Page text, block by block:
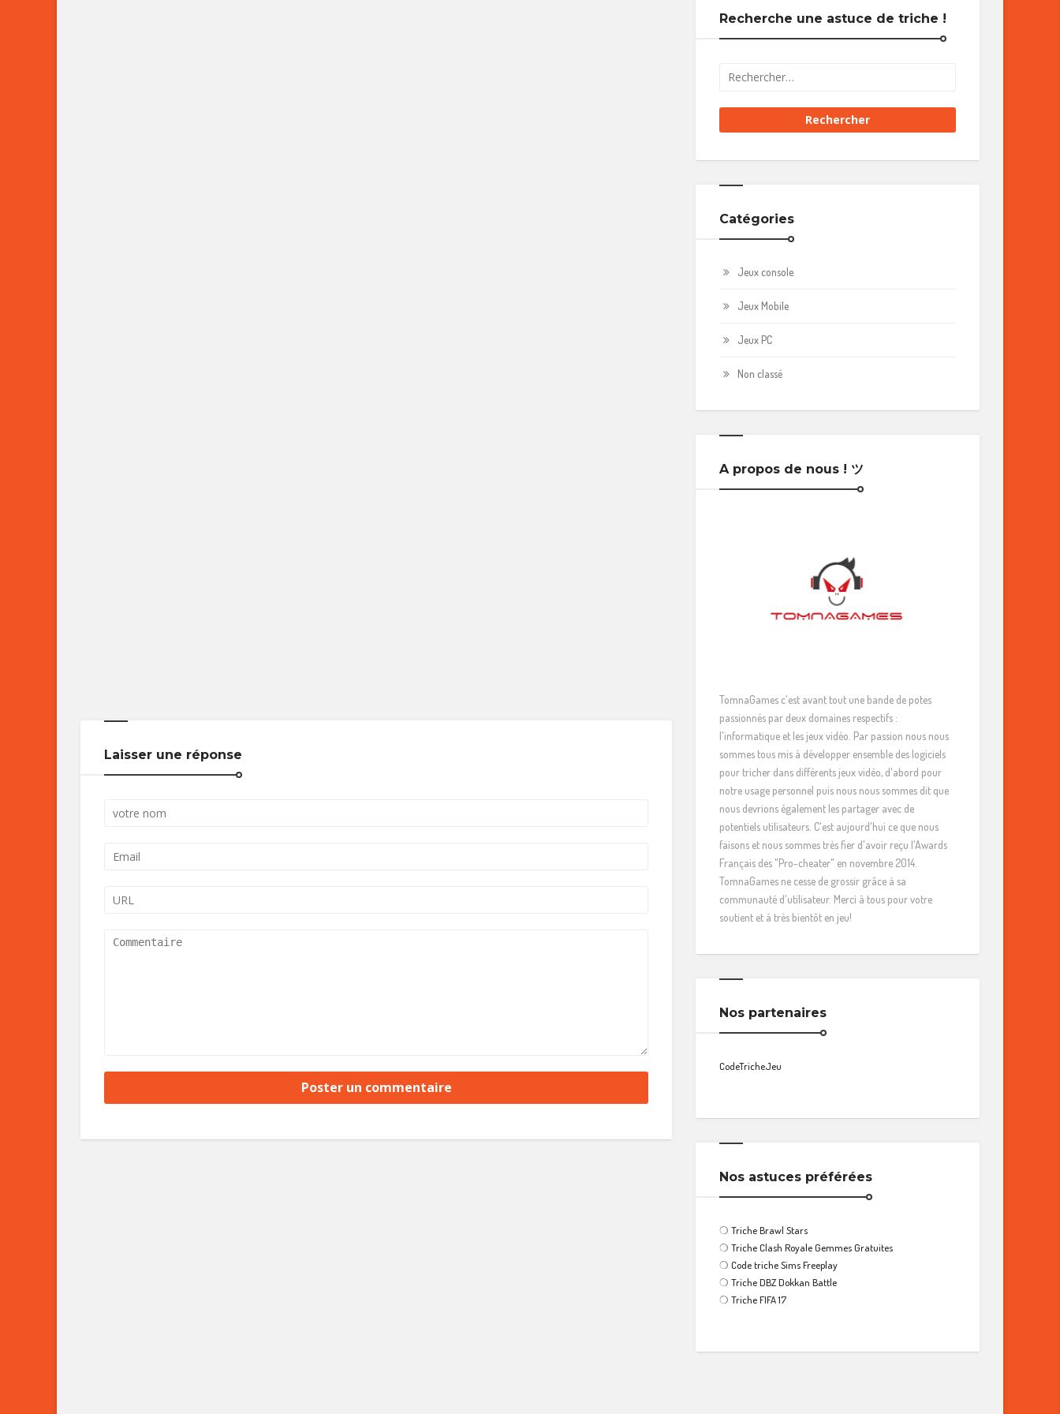
Laisser une réponse
Recherche une astuce de triche !
Catégories
Jeux console
Jeux Mobile
Jeux PC
Non classé
A propos de nous ! ツ
TomnaGames c'est avant tout une bande de potes
passionnés par deux domaines respectifs :
l'informatique et les jeux vidéo. Par passion nous nous
sommes tous mis à développer ensemble des logiciels
pour tricher dans différents jeux vidéo, d'abord pour
notre usage personnel puis nous nous sommes dit que
nous devrions également les partager avec de
potentiels utilisateurs. C'est aujourd'hui ce que nous
faisons et nous sommes très fier d'avoir reçu l'Awards
Français des "Pro-cheater" en novembre 2014.
TomnaGames ne cesse de grossir grâce à sa
communauté d'utilisateur. Merci à tous pour votre
soutient et à très bientôt en jeu!
Nos partenaires
CodeTricheJeu
Nos astuces préférées
❍ Triche Brawl Stars
❍ Triche Clash Royale Gemmes Gratuites
❍ Code triche Sims Freeplay
❍ Triche DBZ Dokkan Battle
❍ Triche FIFA 17